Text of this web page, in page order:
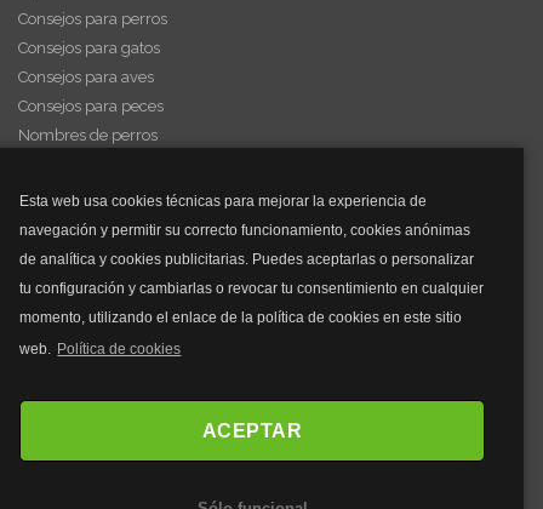
Esta web usa cookies técnicas para mejorar la experiencia de
navegación y permitir su correcto funcionamiento, cookies anónimas
de analítica y cookies publicitarias. Puedes aceptarlas o personalizar
tu configuración y cambiarlas o revocar tu consentimiento en cualquier
momento, utilizando el enlace de la política de cookies en este sitio
web. Política de cookies
ACEPTAR
Consejos para perros
Consejos para gatos
Consejos para aves
Consejos para peces
Nombres de perros
y mucho más...